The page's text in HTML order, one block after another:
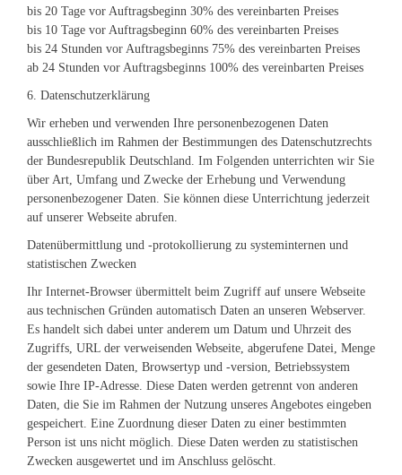
bis 20 Tage vor Auftragsbeginn 30% des vereinbarten Preises
bis 10 Tage vor Auftragsbeginn 60% des vereinbarten Preises
bis 24 Stunden vor Auftragsbeginns 75% des vereinbarten Preises
ab 24 Stunden vor Auftragsbeginns 100% des vereinbarten Preises
6. Datenschutzerklärung
Wir erheben und verwenden Ihre personenbezogenen Daten
ausschließlich im Rahmen der Bestimmungen des Datenschutzrechts
der Bundesrepublik Deutschland. Im Folgenden unterrichten wir Sie
über Art, Umfang und Zwecke der Erhebung und Verwendung
personenbezogener Daten. Sie können diese Unterrichtung jederzeit
auf unserer Webseite abrufen.
Datenübermittlung und -protokollierung zu systeminternen und
statistischen Zwecken
Ihr Internet-Browser übermittelt beim Zugriff auf unsere Webseite
aus technischen Gründen automatisch Daten an unseren Webserver.
Es handelt sich dabei unter anderem um Datum und Uhrzeit des
Zugriffs, URL der verweisenden Webseite, abgerufene Datei, Menge
der gesendeten Daten, Browsertyp und -version, Betriebssystem
sowie Ihre IP-Adresse. Diese Daten werden getrennt von anderen
Daten, die Sie im Rahmen der Nutzung unseres Angebotes eingeben
gespeichert. Eine Zuordnung dieser Daten zu einer bestimmten
Person ist uns nicht möglich. Diese Daten werden zu statistischen
Zwecken ausgewertet und im Anschluss gelöscht.